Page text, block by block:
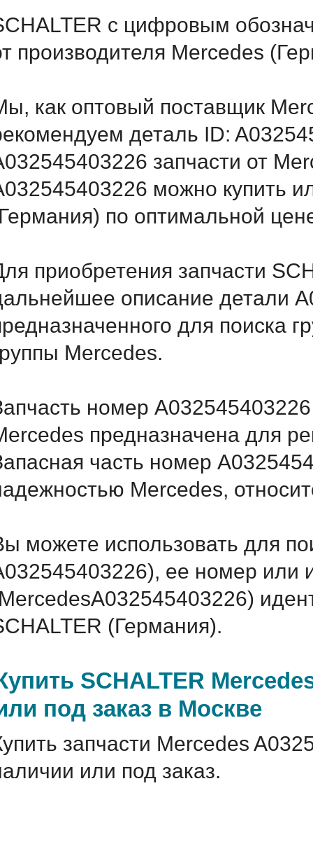
с цифровым
производителя Mercedes
как оптовый поставщик
деталь ID:
запчасти от
можно купить
по оптимальной
приобретения запчасти
описание детали
для поиска
Mercedes.
номер
предназначена для
часть номер
Mercedes,
можете использовать для
ее номер или
(Германия).
SCHALTER
под заказ в Москве
запчасти Mercedes
или под заказ.